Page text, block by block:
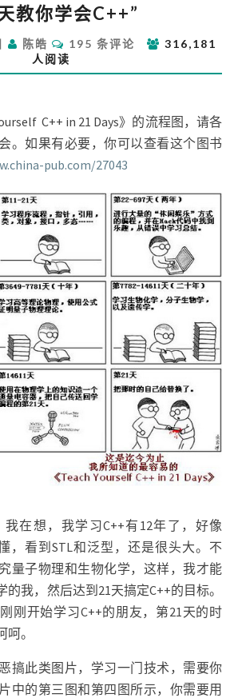
天
你
学
教你学会C++”
陈皓
评
论
195 条评论
316,181
人阅读
C++ in 21 Days》的流程图，请各
。如果有必要，你可以查看这个图书
pub.com/27043
在想，我学习C++有12年了，好像
，看到STL和泛型，还是很头大。不
量子物理和生物化学，这样，我才能
我，然后达到21天搞定C++的目标。
刚开始学习C++的朋友，第21天的时
。
搞此类图片，学习一门技术，需要你
中的第三图和第四图所示，你需要用